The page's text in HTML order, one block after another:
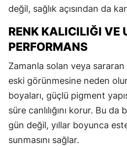
değil, sağlık açısından da
RENK KALICILIĞI VE
PERFORMANS
Zamanla solan veya sararan
eski görünmesine neden
boyaları, güçlü pigment
süre canlılığını korur. Bu da
gün değil, yıllar boyunca
sunmasını sağlar.